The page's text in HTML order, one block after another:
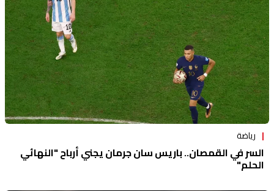
رياضة
السر في القمصان.. باريس سان جرمان يجني أرباح "النهائي
الحلم"